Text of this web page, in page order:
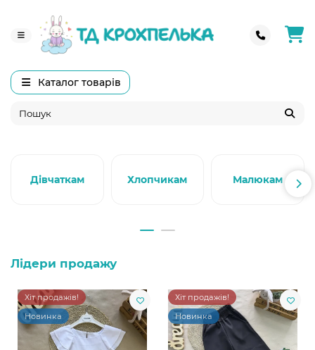
Каталог товарів
Дівчаткам Хлопчикам Малюкам
Лідери продажу
Хіт продажів!
Новинка
Хіт продажів!
Новинка